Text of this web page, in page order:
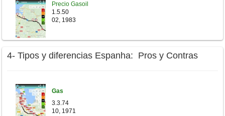
Precio Gasoil
1.5.50
02, 1983
4- Tipos y diferencias Espanha: Pros y Contras
Gas
3.3.74
10, 1971